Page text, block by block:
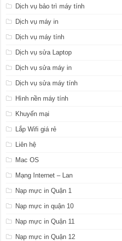
Dịch vụ bảo trì máy tính
Dịch vụ máy in
Dịch vụ máy tính
Dịch vụ sửa Laptop
Dịch vụ sửa máy in
Dịch vụ sửa máy tính
Hình nền máy tính
Khuyến mại
Lắp Wifi giá rẻ
Liên hệ
Mac OS
Mạng Internet – Lan
Nạp mực in Quận 1
Nạp mực in quận 10
Nạp mực in Quận 11
Nạp mực in Quận 12